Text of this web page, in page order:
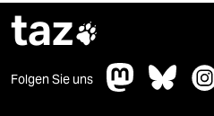
taz
Folgen Sie uns